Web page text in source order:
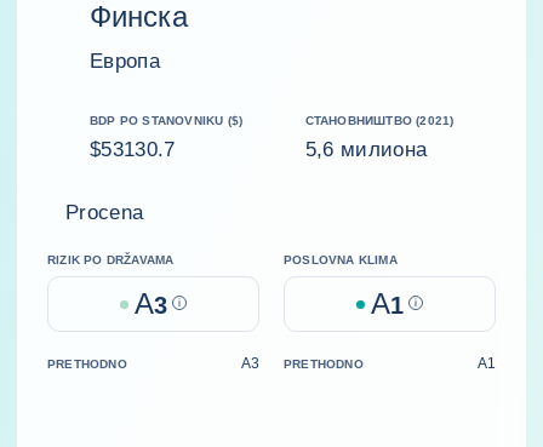
Финска
Европа
BDP PO STANOVNIKU ($)
$53130.7
СТАНОВНИШТВО (2021)
5,6 милиона
Procena
RIZIK PO DRŽAVAMA
A3 Help
POSLOVNA KLIMA
A1 Help
PRETHODNO A3 PRETHODNO A1